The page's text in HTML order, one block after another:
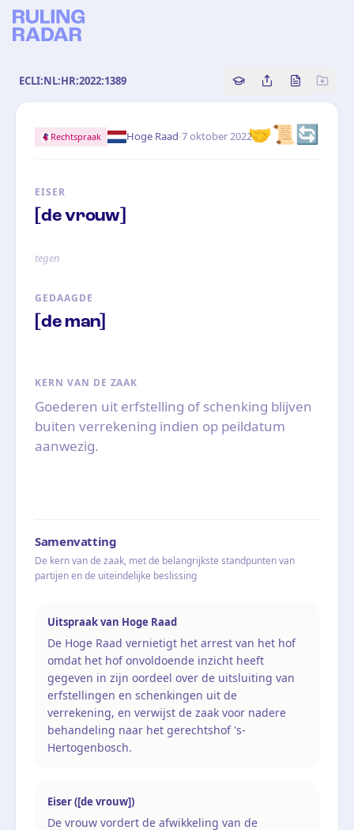
ECLI:NL:HR:2022:1389 Copy source
Share this
Bekijk
🤝📜🔄
Rechtspraak Hoge Raad·7 oktober 2022
EISER
[de vrouw]
tegen
GEDAAGDE
[de man]
KERN VAN DE ZAAK
Goederen uit erfstelling of schenking blijven
buiten verrekening indien op peildatum
aanwezig.
Samenvatting
De kern van de zaak, met de belangrijkste standpunten van
partijen en de uiteindelijke beslissing
Uitspraak van Hoge Raad
De Hoge Raad vernietigt het arrest van het hof
omdat het hof onvoldoende inzicht heeft
gegeven in zijn oordeel over de uitsluiting van
erfstellingen en schenkingen uit de
verrekening, en verwijst de zaak voor nadere
behandeling naar het gerechtshof 's-
Hertogenbosch.
Eiser ([de vrouw])
De vrouw vordert de afwikkeling van de